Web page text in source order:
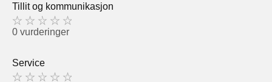
Tillit og kommunikasjon
0 vurderinger
Service